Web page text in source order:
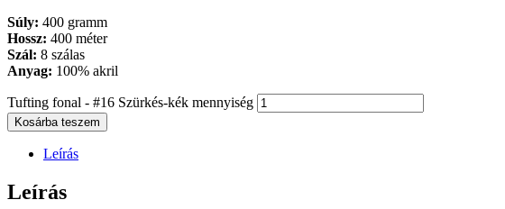
Súly: 400 gramm
Hossz: 400 méter
Szál: 8 szálas
Anyag: 100% akril
Tufting fonal - #16 Szürkés-kék mennyiség
Kosárba teszem
Leírás
Leírás